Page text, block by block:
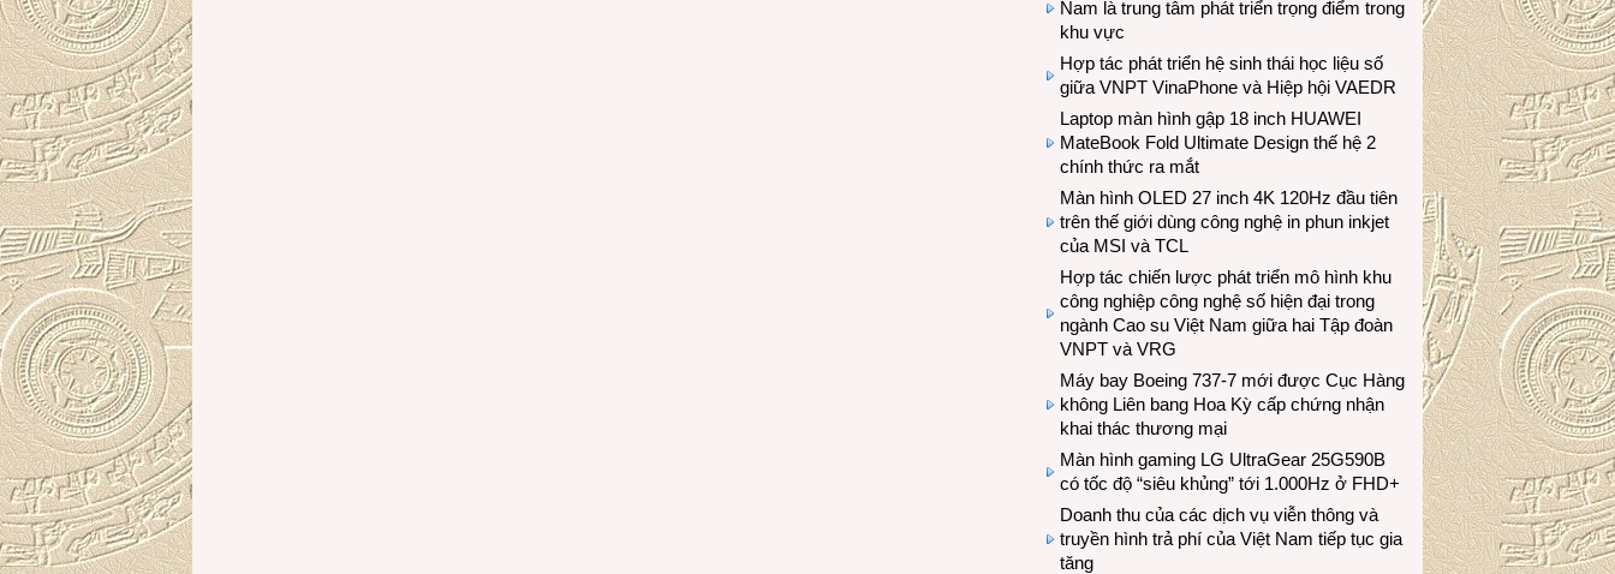
Nam là trung tâm phát triển trọng điểm trong
khu vực
Hợp tác phát triển hệ sinh thái học liệu số
giữa VNPT VinaPhone và Hiệp hội VAEDR
Laptop màn hình gập 18 inch HUAWEI
MateBook Fold Ultimate Design thế hệ 2
chính thức ra mắt
Màn hình OLED 27 inch 4K 120Hz đầu tiên
trên thế giới dùng công nghệ in phun inkjet
của MSI và TCL
Hợp tác chiến lược phát triển mô hình khu
công nghiệp công nghệ số hiện đại trong
ngành Cao su Việt Nam giữa hai Tập đoàn
VNPT và VRG
Máy bay Boeing 737-7 mới được Cục Hàng
không Liên bang Hoa Kỳ cấp chứng nhận
khai thác thương mại
Màn hình gaming LG UltraGear 25G590B
có tốc độ “siêu khủng” tới 1.000Hz ở FHD+
Doanh thu của các dịch vụ viễn thông và
truyền hình trả phí của Việt Nam tiếp tục gia
tăng